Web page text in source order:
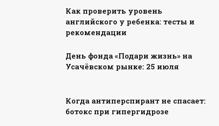
Как проверить уровень
английского у ребенка: тесты и
рекомендации
День фонда «Подари жизнь» на
Усачёвском рынке: 25 июля
Когда антиперспирант не спасает:
ботокс при гипергидрозе